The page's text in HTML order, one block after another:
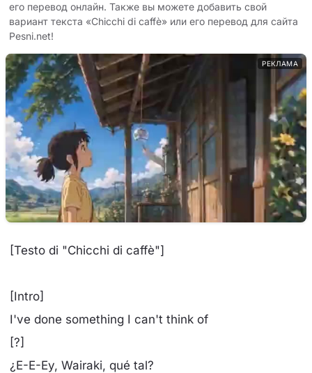
его перевод онлайн. Также вы можете добавить свой
вариант текста «Chicchi di caffè» или его перевод для сайта
Pesni.net!
РЕКЛАМА
[Testo di "Chicchi di caffè"]
[Intro]
I've done something I can't think of
[?]
¿E-E-Ey, Wairaki, qué tal?